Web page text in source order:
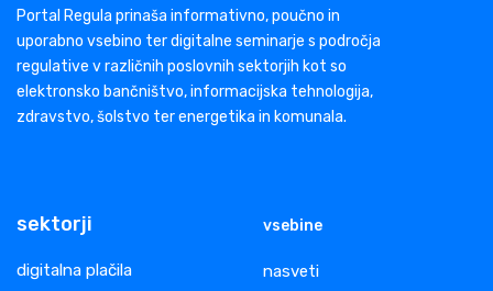
Portal Regula prinaša informativno, poučno in
uporabno vsebino ter digitalne seminarje s področja
regulative v različnih poslovnih sektorjih kot so
elektronsko bančništvo, informacijska tehnologija,
zdravstvo, šolstvo ter energetika in komunala.
sektorji
digitalna plačila
vsebine
nasveti